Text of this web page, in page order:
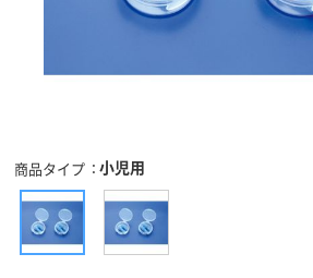
商品タイプ 小児用